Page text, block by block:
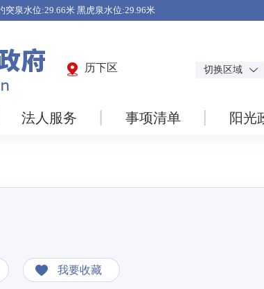
历下区 切换区域
法人服务 事项清单 阳光
我要收藏